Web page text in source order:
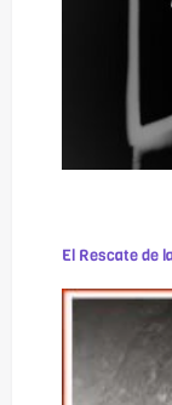
El Rescate de